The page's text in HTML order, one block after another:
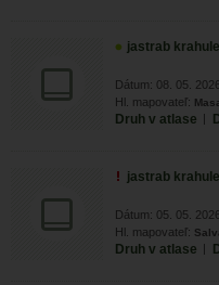
jastrab
Dátum: 08. 05. 2026
Hl. mapovateľ:
Druh v atlase |
jastrab
Dátum: 05. 05. 2026
Hl. mapovateľ:
Druh v atlase |